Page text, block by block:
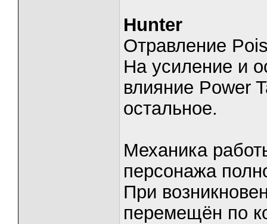
Hunter
Отравление
На усиление и
влияние Power
остальное.
Механика
персонажа
При
перемещён по